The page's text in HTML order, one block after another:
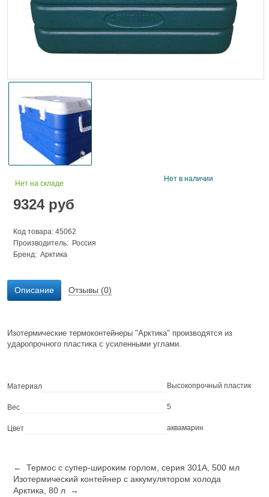
Нет на складе
9324руб
Код товара: 45062
Производитель: Россия
Бренд: Арктика
Нет в наличии
Описание Отзывы (0)
Изотермические термоконтейнеры "Арктика" производятся из
ударопрочного пластика c усиленными углами.
Материал Высокопрочный пластик
Вес 5
Цвет аквамарин
← Термос с супер-широким горлом, серия 301А, 500 мл
Изотермический контейнер с аккумулятором холода
Арктика, 80 л →